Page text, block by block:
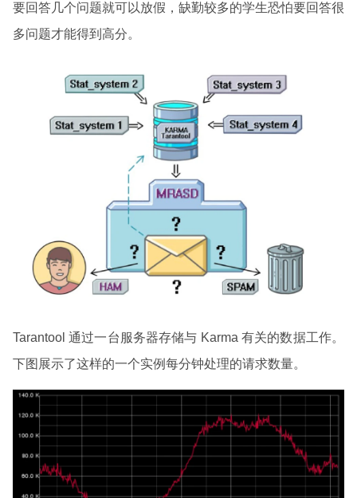
要回答几个问题就可以放假，缺勤较多的学生恐怕要回答很
多问题才能得到高分。
Tarantool 通过一台服务器存储与 Karma 有关的数据工作。
下图展示了这样的一个实例每分钟处理的请求数量。